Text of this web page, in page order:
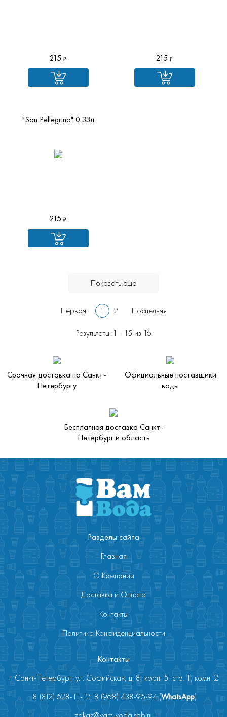
215 215
"San Pellegrino" 0.33л
215
Показать еще
Первая 1 2 Последняя
Результаты: 1 - 15 из 16
Срочная доставка по Санкт-
Петербургу
Официальные поставщики
воды
Бесплатная доставка Санкт-
Петербург и область
Разделы сайта
Главная
О Компании
Доставка и Оплата
Контакты
Политика Конфиденциальности
Контакты
г. Санкт-Петербург, ул. Софийская, д. 8, корп. 5, стр. 1, комн. 2
8 (812) 628-11-12; 8 (968) 438-95-94 (WhatsApp)